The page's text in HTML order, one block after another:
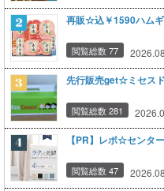
再販☆込￥1590ハム
閲覧総数 77
先行販売get☆ミセス
閲覧総数 281
【PR】レポ☆センタ
閲覧総数 47